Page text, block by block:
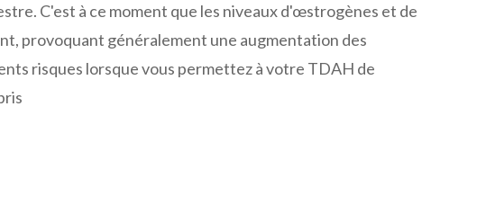
C'est à ce moment que les niveaux d'œstrogènes et de
provoquant généralement une augmentation des
risques lorsque vous permettez à votre TDAH de